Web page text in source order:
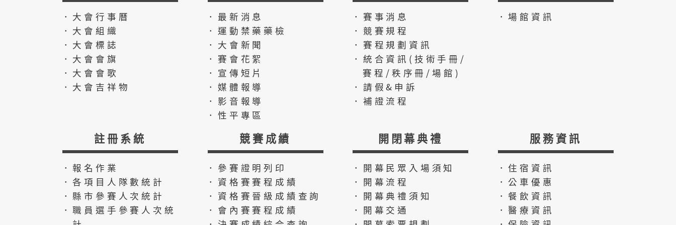
．大會行事曆
．大會組織
．大會標誌
．大會會旗
．大會會歌
．大會吉祥物
．最新消息
．運動禁藥藥檢
．大會新聞
．賽會花絮
．宣傳短片
．媒體報導
．影音報導
．性平專區
．賽事消息
．競賽規程
．賽程規劃資訊
．統合資訊(技術手冊/
賽程/秩序冊/場館)
．請假&申訴
．補證流程
．場館資訊
註冊系統
．報名作業
．各項目人隊數統計
．縣市參賽人次統計
．職員選手參賽人次統
競賽成績
．參賽證明列印
．資格賽賽程成績
．資格賽晉級成績查詢
．會內賽賽程成績
開閉幕典禮
．開幕民眾入場須知
．開幕流程
．開幕典禮須知
．開幕交通
服務資訊
．住宿資訊
．公車優惠
．餐飲資訊
．醫療資訊